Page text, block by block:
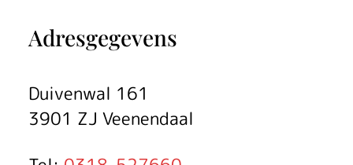
z
e
j
a
Adresgegevens
Duivenwal 161
3901 ZJ Veenendaal